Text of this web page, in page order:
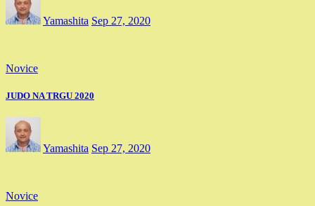
Yamashita Sep 27, 2020
Novice
JUDO NA TRGU 2020
Yamashita Sep 27, 2020
Novice